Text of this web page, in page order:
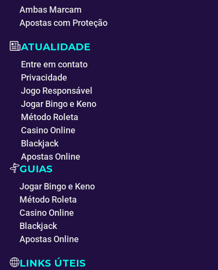
Ambas Marcam
Apostas com Proteção
ATUALIDADE
Entre em contato
Privacidade
Jogo Responsável
Jogar Bingo e Keno
Método Roleta
Casino Online
Blackjack
Apostas Online
GUIAS
Jogar Bingo e Keno
Método Roleta
Casino Online
Blackjack
Apostas Online
LINKS ÚTEIS